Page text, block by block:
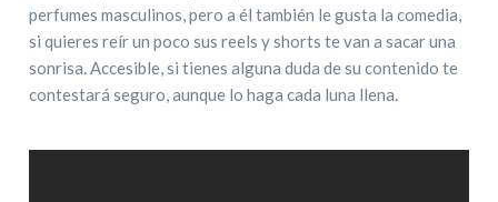
perfumes masculinos, pero a él también le gusta la comedia,
si quieres reír un poco sus reels y shorts te van a sacar una
sonrisa. Accesible, si tienes alguna duda de su contenido te
contestará seguro, aunque lo haga cada luna llena.